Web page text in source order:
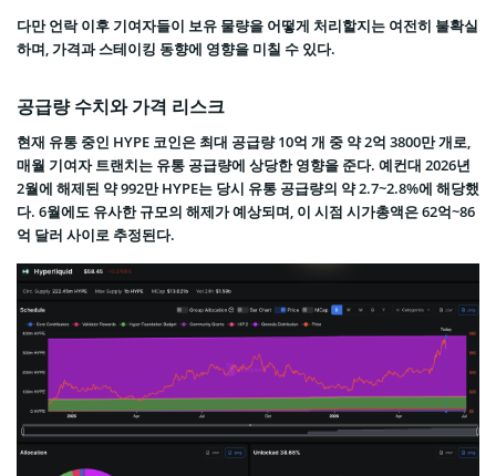
다만 언락 이후 기여자들이 보유 물량을 어떻게 처리할지는 여전히 불확실
하며, 가격과 스테이킹 동향에 영향을 미칠 수 있다.
공급량 수치와 가격 리스크
현재 유통 중인 HYPE 코인은 최대 공급량 10억 개 중 약 2억 3800만 개로,
매월 기여자 트랜치는 유통 공급량에 상당한 영향을 준다. 예컨대 2026년
2월에 해제된 약 992만 HYPE는 당시 유통 공급량의 약 2.7~2.8%에 해당했
다. 6월에도 유사한 규모의 해제가 예상되며, 이 시점 시가총액은 62억~86
억 달러 사이로 추정된다.